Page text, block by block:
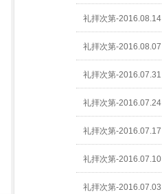
礼拝次第-2016.08.14
礼拝次第-2016.08.07
礼拝次第-2016.07.31
礼拝次第-2016.07.24
礼拝次第-2016.07.17
礼拝次第-2016.07.10
礼拝次第-2016.07.03